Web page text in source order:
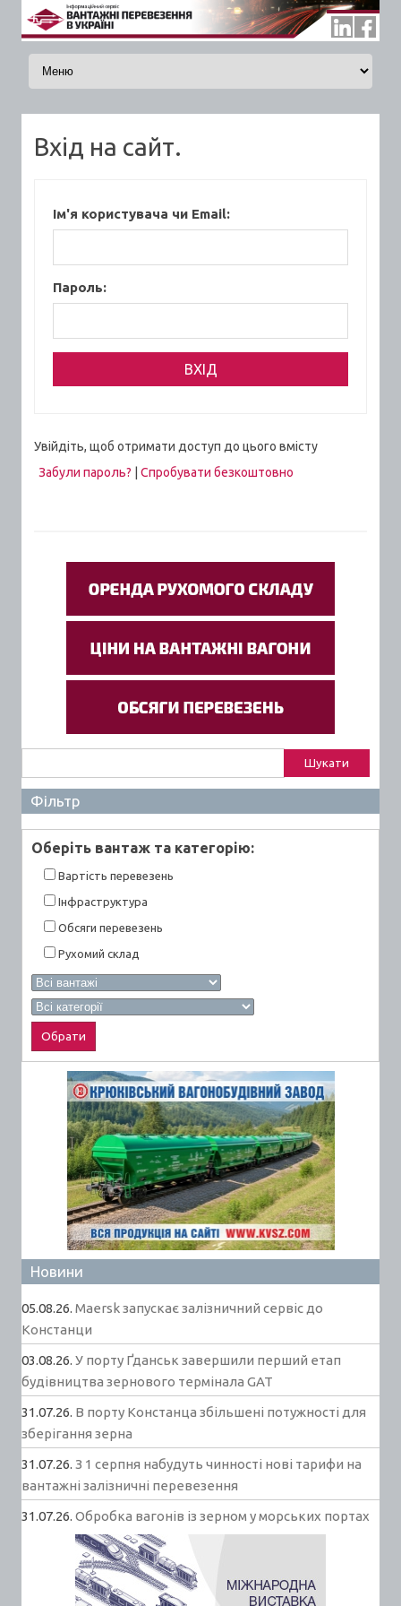
Skip to content
Вхід на сайт.
Ім'я користувача чи Email:
Пароль:
Увійдіть, щоб отримати доступ до цього вмісту
Забули пароль?
Спробувати безкоштовно
Фільтр
Оберiть вантаж та категорiю:
Вартiсть перевезень
Інфраструктура
Обсяги перевезень
Рухомий склад
Новини
05.08.26. Maersk запускає залізничний сервіс до
Констанци
03.08.26. У порту Ґданськ завершили перший етап
будівництва зернового термінала GAT
31.07.26. В порту Констанца збільшені потужності для
зберігання зерна
31.07.26. З 1 серпня набудуть чинності нові тарифи на
вантажні залізничні перевезення
31.07.26. Обробка вагонів із зерном у морських портах